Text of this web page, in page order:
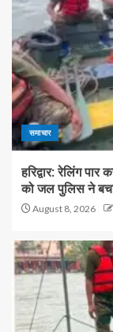
समाचार
हरिद्वार: रेलिंग
को जल पुलिस ने
August 8, 2026